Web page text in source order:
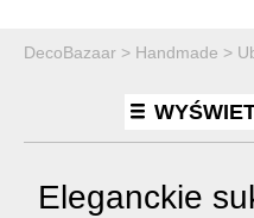
DecoBazaar > Handmade >
Eleganckie